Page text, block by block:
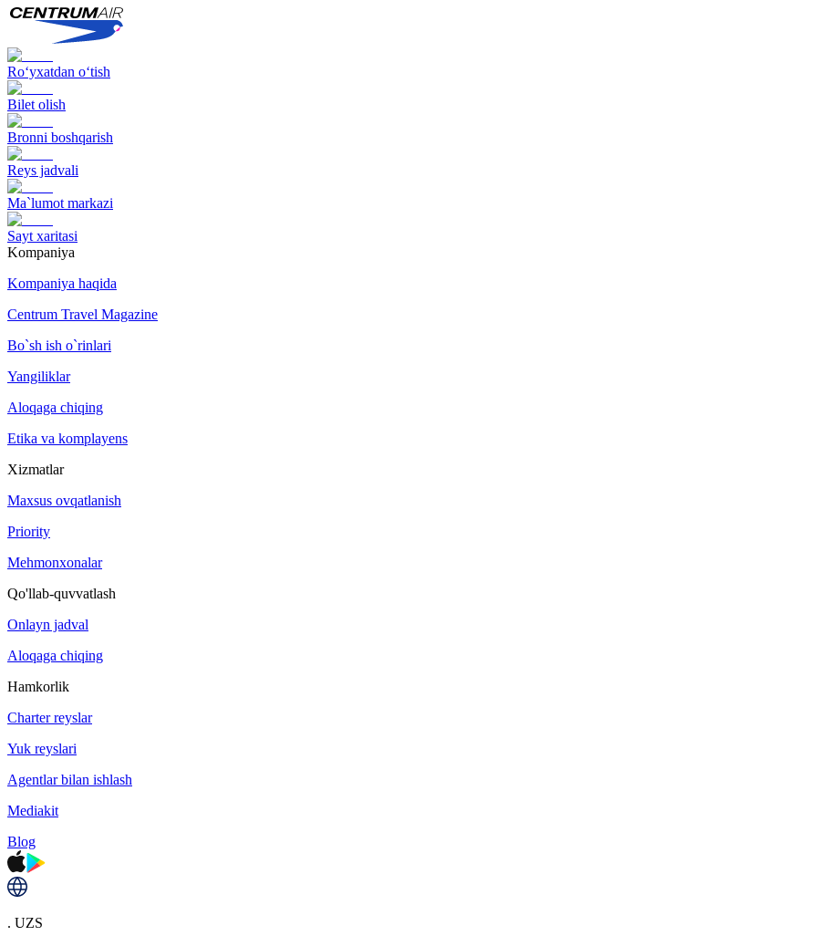
Ro‘yxatdan o‘tish
Bilet olish
Bronni boshqarish
Reys jadvali
Ma`lumot markazi
Sayt xaritasi
Kompaniya
Kompaniya haqida
Centrum Travel Magazine
Bo`sh ish o`rinlari
Yangiliklar
Aloqaga chiqing
Etika va komplayens
Xizmatlar
Maxsus ovqatlanish
Priority
Mehmonxonalar
Qo'llab-quvvatlash
Onlayn jadval
Aloqaga chiqing
Hamkorlik
Charter reyslar
Yuk reyslari
Agentlar bilan ishlash
Mediakit
Blog
. UZS